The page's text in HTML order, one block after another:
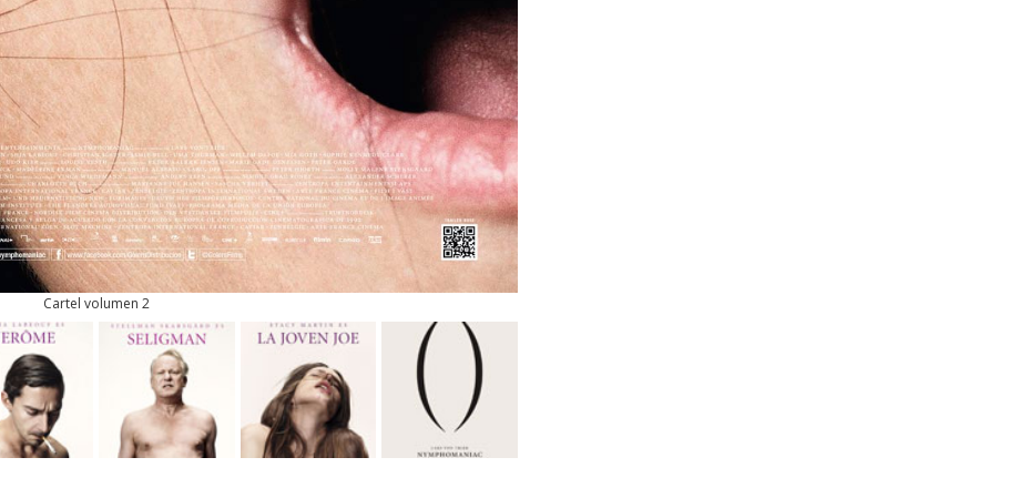
Cartel volumen 2